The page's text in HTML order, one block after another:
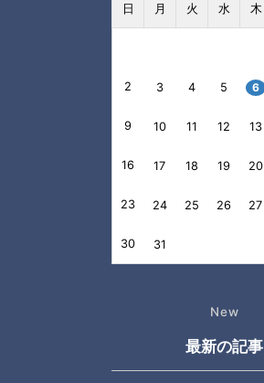
日 月 火 水 木
2 3 4 5 6
9 10 11 12 13
16 17 18 19 20
23 24 25 26 27
30 31
New
最新の記事